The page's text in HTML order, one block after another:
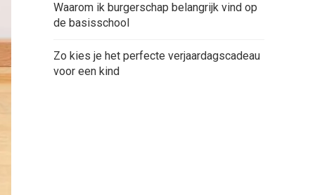
Waarom ik burgerschap belangrijk vind op
de basisschool
Zo kies je het perfecte verjaardagscadeau
voor een kind